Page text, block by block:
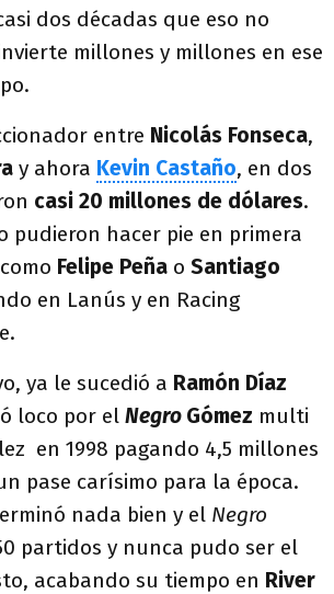
dos décadas que eso no
millones y millones en ese
entre Nicolás Fonseca,
y ahora Kevin Castaño, en dos
casi 20 millones de dólares.
pudieron hacer pie en primera
Felipe Peña o Santiago
en Lanús y en Racing
ya le sucedió a Ramón Díaz
loco por el Negro Gómez multi
en 1998 pagando 4,5 millones
pase carísimo para la época.
nada bien y el Negro
partidos y nunca pudo ser el
acabando su tiempo en River